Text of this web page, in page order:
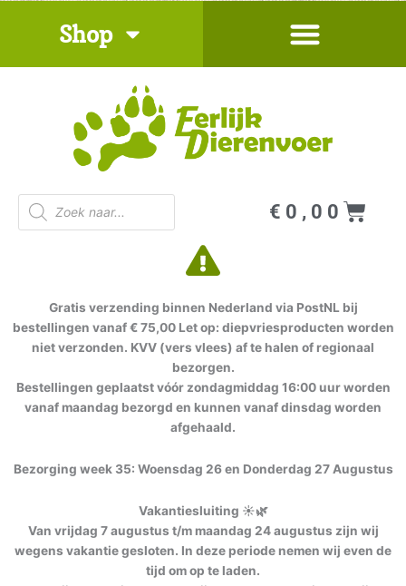
inhoud
Shop
Producten
zoeken
€ 0,00
Gratis verzending binnen Nederland via PostNL bij
bestellingen vanaf € 75,00 Let op: diepvriesproducten worden
niet verzonden. KVV (vers vlees) af te halen of regionaal
bezorgen.
Bestellingen geplaatst vóór zondagmiddag 16:00 uur worden
vanaf maandag bezorgd en kunnen vanaf dinsdag worden
afgehaald.
Bezorging week 35: Woensdag 26 en Donderdag 27 Augustus
Vakantiesluiting ☀️🌿
Van vrijdag 7 augustus t/m maandag 24 augustus zijn wij
wegens vakantie gesloten. In deze periode nemen wij even de
tijd om op te laden.